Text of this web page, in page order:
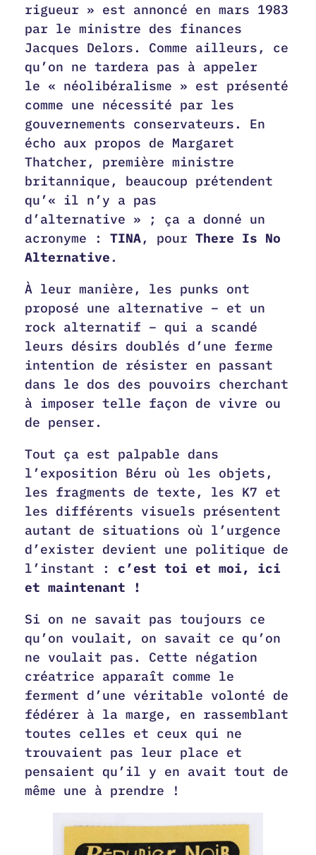
rigueur » est annoncé en mars 1983
par le ministre des finances
Jacques Delors. Comme ailleurs, ce
qu’on ne tardera pas à appeler
le « néolibéralisme » est présenté
comme une nécessité par les
gouvernements conservateurs. En
écho aux propos de Margaret
Thatcher, première ministre
britannique, beaucoup prétendent
qu’« il n’y a pas
d’alternative » ; ça a donné un
acronyme :TINA, pourThere Is No
Alternative.
À leur manière, les punks ont
proposé une alternative – et un
rock alternatif – qui a scandé
leurs désirs doublés d’une ferme
intention de résister en passant
dans le dos des pouvoirs cherchant
à imposer telle façon de vivre ou
de penser.
Tout ça est palpable dans
l’exposition Béru où les objets,
les fragments de texte, les K7 et
les différents visuels présentent
autant de situations où l’urgence
d’exister devient une politique de
l’instant : c’est toi et moi, ici
et maintenant !
Si on ne savait pas toujours ce
qu’on voulait, on savait ce qu’on
ne voulait pas. Cette négation
créatrice apparaît comme le
ferment d’une véritable volonté de
fédérer à la marge, en rassemblant
toutes celles et ceux qui ne
trouvaient pas leur place et
pensaient qu’il y en avait tout de
même une à prendre !